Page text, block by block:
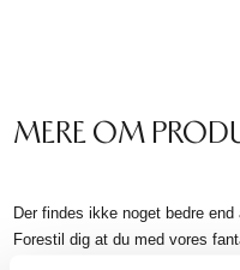
MERE OM
Der findes ikke noget bedre
Forestil dig at du med vores